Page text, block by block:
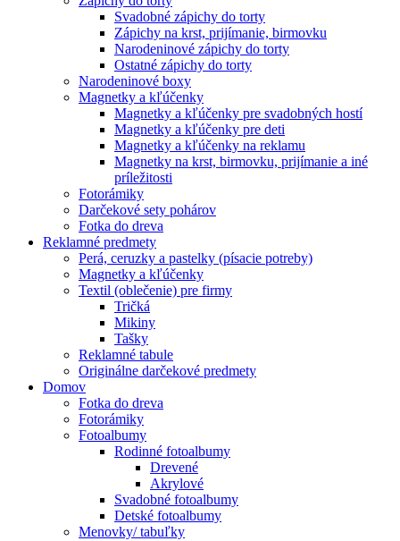
Svadobné zápichy do torty
Zápichy na krst, prijímanie, birmovku
Narodeninové zápichy do torty
Ostatné zápichy do torty
Narodeninové boxy
Magnetky a kľúčenky
Magnetky a kľúčenky pre svadobných hostí
Magnetky a kľúčenky pre deti
Magnetky a kľúčenky na reklamu
Magnetky na krst, birmovku, prijímanie a iné
príležitosti
Fotorámiky
Darčekové sety pohárov
Fotka do dreva
Reklamné predmety
Perá, ceruzky a pastelky (písacie potreby)
Magnetky a kľúčenky
Textil (oblečenie) pre firmy
Tričká
Mikiny
Tašky
Reklamné tabule
Originálne darčekové predmety
Domov
Fotka do dreva
Fotorámiky
Fotoalbumy
Rodinné fotoalbumy
Drevené
Akrylové
Svadobné fotoalbumy
Detské fotoalbumy
Menovky/ tabuľky